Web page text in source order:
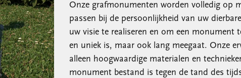
Onze grafmonumenten worden volledig op
passen bij de persoonlijkheid van uw
uw visie te realiseren en om een monument
en uniek is, maar ook lang meegaat. Onze
alleen hoogwaardige materialen en
monument bestand is tegen de tand des